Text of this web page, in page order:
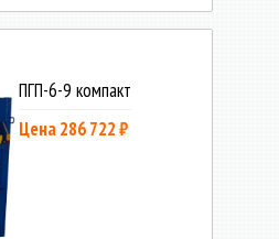
ПГП-6-9 компакт
Цена 286 722 ₽